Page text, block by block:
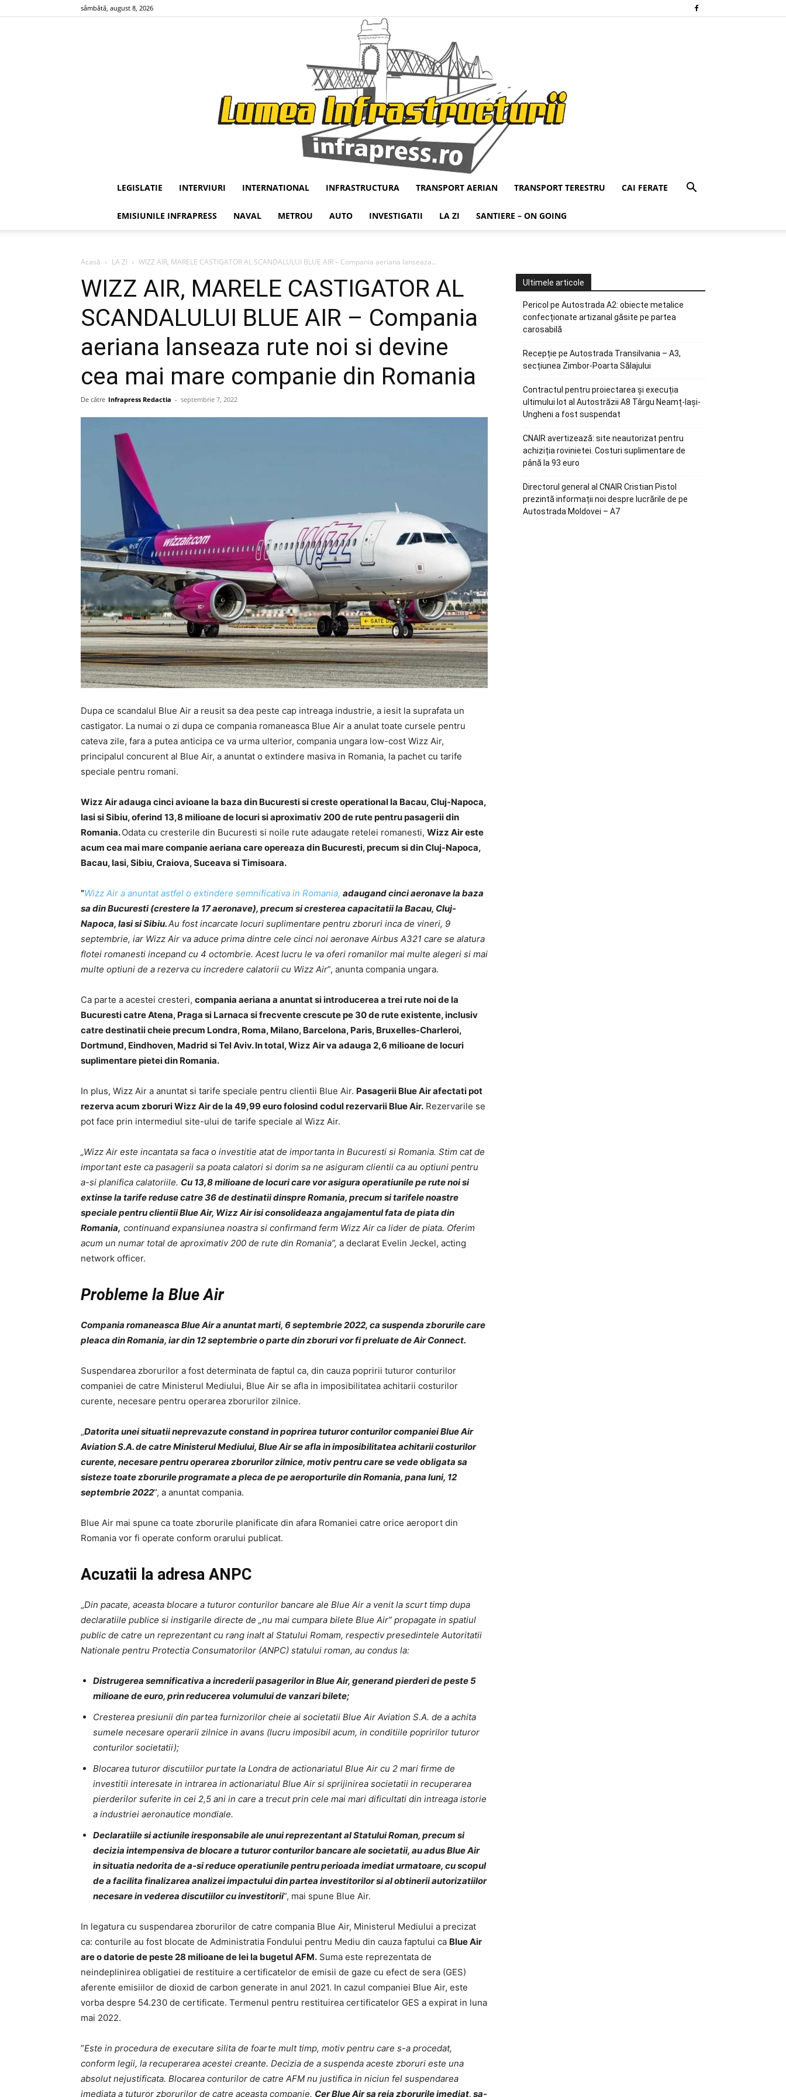
sâmbătă, august 8, 2026
Infrapress
LEGISLATIE INTERVIURI INTERNATIONAL INFRASTRUCTURA TRANSPORT AERIAN TRANSPORT TERESTRU CAI FERATE
EMISIUNILE INFRAPRESS NAVAL METROU AUTO INVESTIGATII LA ZI SANTIERE – ON GOING
Acasă LA ZI WIZZ AIR, MARELE CASTIGATOR AL SCANDALULUI BLUE AIR – Compania aeriana lanseaza...
WIZZ AIR, MARELE CASTIGATOR AL
SCANDALULUI BLUE AIR – Compania
aeriana lanseaza rute noi si devine
cea mai mare companie din Romania
De către Infrapress Redactia - septembrie 7, 2022
Dupa ce scandalul Blue Air a reusit sa dea peste cap intreaga industrie, a iesit la suprafata un
castigator. La numai o zi dupa ce compania romaneasca Blue Air a anulat toate cursele pentru
cateva zile, fara a putea anticipa ce va urma ulterior, compania ungara low-cost Wizz Air,
principalul concurent al Blue Air, a anuntat o extindere masiva in Romania, la pachet cu tarife
speciale pentru romani.
Wizz Air adauga cinci avioane la baza din Bucuresti si creste operational la Bacau, Cluj-Napoca,
Iasi si Sibiu, oferind 13,8 milioane de locuri si aproximativ 200 de rute pentru pasagerii din
Romania.Odata cu cresterile din Bucuresti si noile rute adaugate retelei romanesti, Wizz Air este
acum cea mai mare companie aeriana care opereaza din Bucuresti, precum si din Cluj-Napoca,
Bacau, Iasi, Sibiu, Craiova, Suceava si Timisoara.
”Wizz Air a anuntat astfel o extindere semnificativa in Romania, adaugand cinci aeronave la baza
sa din Bucuresti (crestere la 17 aeronave), precum si cresterea capacitatii la Bacau, Cluj-
Napoca, Iasi si Sibiu.Au fost incarcate locuri suplimentare pentru zboruri inca de vineri, 9
septembrie, iar Wizz Air va aduce prima dintre cele cinci noi aeronave Airbus A321 care se alatura
flotei romanesti incepand cu 4 octombrie. Acest lucru le va oferi romanilor mai multe alegeri si mai
multe optiuni de a rezerva cu incredere calatorii cu Wizz Air”, anunta compania ungara.
Ca parte a acestei cresteri, compania aeriana a anuntat si introducerea a trei rute noi de la
Bucuresti catre Atena, Praga si Larnaca si frecvente crescute pe 30 de rute existente, inclusiv
catre destinatii cheie precum Londra, Roma, Milano, Barcelona, Paris, Bruxelles-Charleroi,
Dortmund, Eindhoven, Madrid si Tel Aviv. In total, Wizz Air va adauga 2,6 milioane de locuri
suplimentare pietei din Romania.
In plus, Wizz Air a anuntat si tarife speciale pentru clientii Blue Air. Pasagerii Blue Air afectati pot
rezerva acum zboruri Wizz Air de la 49,99 euro folosind codul rezervarii Blue Air. Rezervarile se
pot face prin intermediul site-ului de tarife speciale al Wizz Air.
„Wizz Air este incantata sa faca o investitie atat de importanta in Bucuresti si Romania. Stim cat de
important este ca pasagerii sa poata calatori si dorim sa ne asiguram clientii ca au optiuni pentru
a-si planifica calatoriile. Cu 13,8 milioane de locuri care vor asigura operatiunile pe rute noi si
extinse la tarife reduse catre 36 de destinatii dinspre Romania, precum si tarifele noastre
speciale pentru clientii Blue Air, Wizz Air isi consolideaza angajamentul fata de piata din
Romania, continuand expansiunea noastra si confirmand ferm Wizz Air ca lider de piata. Oferim
acum un numar total de aproximativ 200 de rute din Romania”, a declarat Evelin Jeckel, acting
network officer.
Probleme la Blue Air
Compania romaneasca Blue Air a anuntat marti, 6 septembrie 2022, ca suspenda zborurile care
pleaca din Romania, iar din 12 septembrie o parte din zboruri vor fi preluate de Air Connect.
Suspendarea zborurilor a fost determinata de faptul ca, din cauza popririi tuturor conturilor
companiei de catre Ministerul Mediului, Blue Air se afla in imposibilitatea achitarii costurilor
curente, necesare pentru operarea zborurilor zilnice.
„Datorita unei situatii neprevazute constand in poprirea tuturor conturilor companiei Blue Air
Aviation S.A. de catre Ministerul Mediului, Blue Air se afla in imposibilitatea achitarii costurilor
curente, necesare pentru operarea zborurilor zilnice, motiv pentru care se vede obligata sa
sisteze toate zborurile programate a pleca de pe aeroporturile din Romania, pana luni, 12
septembrie 2022”, a anuntat compania.
Blue Air mai spune ca toate zborurile planificate din afara Romaniei catre orice aeroport din
Romania vor fi operate conform orarului publicat.
Acuzatii la adresa ANPC
„Din pacate, aceasta blocare a tuturor conturilor bancare ale Blue Air a venit la scurt timp dupa
declaratiile publice si instigarile directe de „nu mai cumpara bilete Blue Air” propagate in spatiul
public de catre un reprezentant cu rang inalt al Statului Romam, respectiv presedintele Autoritatii
Nationale pentru Protectia Consumatorilor (ANPC) statului roman, au condus la:
Distrugerea semnificativa a increderii pasagerilor in Blue Air, generand pierderi de peste 5
milioane de euro, prin reducerea volumului de vanzari bilete;
Cresterea presiunii din partea furnizorilor cheie ai societatii Blue Air Aviation S.A. de a achita
sumele necesare operarii zilnice in avans (lucru imposibil acum, in conditiile popririlor tuturor
conturilor societatii);
Blocarea tuturor discutiilor purtate la Londra de actionariatul Blue Air cu 2 mari firme de
investitii interesate in intrarea in actionariatul Blue Air si sprijinirea societatii in recuperarea
pierderilor suferite in cei 2,5 ani in care a trecut prin cele mai mari dificultati din intreaga istorie
a industriei aeronautice mondiale.
Declaratiile si actiunile iresponsabile ale unui reprezentant al Statului Roman, precum si
decizia intempensiva de blocare a tuturor conturilor bancare ale societatii, au adus Blue Air
in situatia nedorita de a-si reduce operatiunile pentru perioada imediat urmatoare, cu scopul
de a facilita finalizarea analizei impactului din partea investitorilor si al obtinerii autorizatiilor
necesare in vederea discutiilor cu investitorii”, mai spune Blue Air.
In legatura cu suspendarea zborurilor de catre compania Blue Air, Ministerul Mediului a precizat
ca: conturile au fost blocate de Administratia Fondului pentru Mediu din cauza faptului ca Blue Air
are o datorie de peste 28 milioane de lei la bugetul AFM. Suma este reprezentata de
neindeplinirea obligatiei de restituire a certificatelor de emisii de gaze cu efect de sera (GES)
aferente emisiilor de dioxid de carbon generate in anul 2021. In cazul companiei Blue Air, este
vorba despre 54.230 de certificate. Termenul pentru restituirea certificatelor GES a expirat in luna
mai 2022.
”Este in procedura de executare silita de foarte mult timp, motiv pentru care s-a procedat,
conform legii, la recuperarea acestei creante. Decizia de a suspenda aceste zboruri este una
absolut nejustificata. Blocarea conturilor de catre AFM nu justifica in niciun fel suspendarea
imediata a tuturor zborurilor de catre aceasta companie. Cer Blue Air sa reia zborurile imediat, sa-
Ultimele articole
Pericol pe Autostrada A2: obiecte metalice
confecționate artizanal găsite pe partea
carosabilă
Recepție pe Autostrada Transilvania – A3,
secțiunea Zimbor-Poarta Sălajului
Contractul pentru proiectarea și execuția
ultimului lot al Autostrăzii A8 Târgu Neamț-Iași-
Ungheni a fost suspendat
CNAIR avertizează: site neautorizat pentru
achiziția rovinietei. Costuri suplimentare de
până la 93 euro
Directorul general al CNAIR Cristian Pistol
prezintă informații noi despre lucrările de pe
Autostrada Moldovei – A7